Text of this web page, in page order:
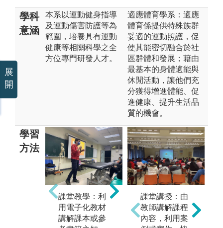
學科
意涵
本系以運動健身指導
及運動傷害防護等為
範圍，培養具有運動
健康等相關科學之全
方位專門研發人才。
適應體育學系：適應
體育係提供特殊族群
妥適的運動照護，促
使其能密切融合於社
區群體和發展；藉由
最基本的身體適能與
休閒活動，讓他們充
分獲得增進體能、促
進健康、提升生活品
質的機會。
學習
方法
課堂教學：利
用電子化教材
講解課本或參
實務操作 / 演
練：在實驗室
或專業教室實
課堂講授：由
教師講解課程
內容，利用案
展
開